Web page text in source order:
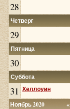
28
Четверг
29
Пятница
30
Суббота
31 Хеллоуин
«
Ноябрь 2020